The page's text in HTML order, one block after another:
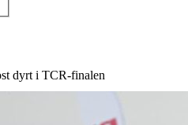
dyrt i TCR-finalen